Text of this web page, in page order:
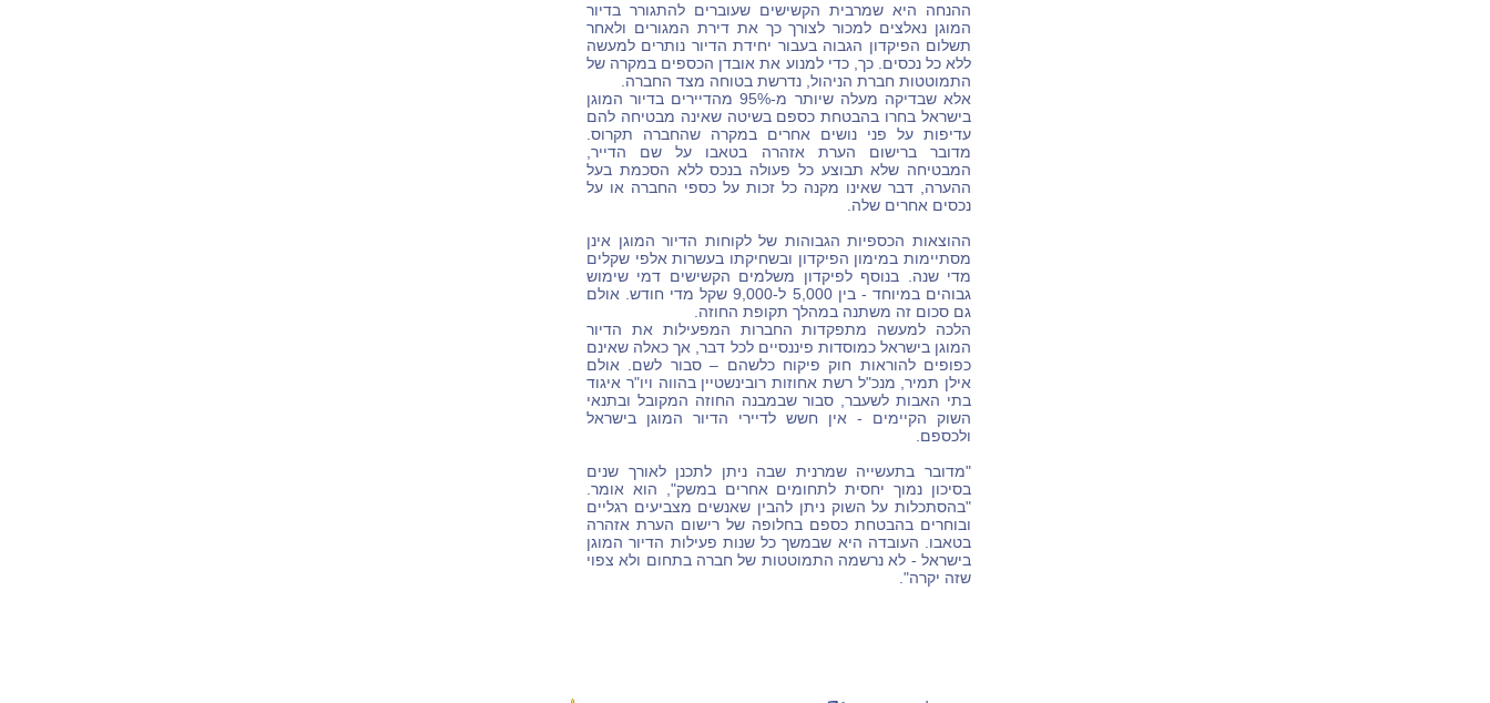
ההנחה היא שמרבית הקשישים שעוברים להתגורר בדיור
המוגן נאלצים למכור לצורך כך את דירת המגורים ולאחר
תשלום הפיקדון הגבוה בעבור יחידת הדיור נותרים למעשה
ללא כל נכסים. כך, כדי למנוע את אובדן הכספים במקרה של
התמוטטות חברת הניהול, נדרשת בטוחה מצד החברה.
אלא שבדיקה מעלה שיותר מ-95% מהדיירים בדיור המוגן
בישראל בחרו בהבטחת כספם בשיטה שאינה מבטיחה להם
עדיפות על פני נושים אחרים במקרה שהחברה תקרוס.
מדובר ברישום הערת אזהרה בטאבו על שם הדייר,
המבטיחה שלא תבוצע כל פעולה בנכס ללא הסכמת בעל
ההערה, דבר שאינו מקנה כל זכות על כספי החברה או על
נכסים אחרים שלה.
ההוצאות הכספיות הגבוהות של לקוחות הדיור המוגן אינן
מסתיימות במימון הפיקדון ובשחיקתו בעשרות אלפי שקלים
מדי שנה. בנוסף לפיקדון משלמים הקשישים דמי שימוש
גבוהים במיוחד - בין 5,000 ל-9,000 שקל מדי חודש. אולם
גם סכום זה משתנה במהלך תקופת החוזה.
הלכה למעשה מתפקדות החברות המפעילות את הדיור
המוגן בישראל כמוסדות פיננסיים לכל דבר, אך כאלה שאינם
כפופים להוראות חוק פיקוח כלשהם – סבור לשם. אולם
אילן תמיר, מנכ"ל רשת אחוזות רובינשטיין בהווה ויו"ר איגוד
בתי האבות לשעבר, סבור שבמבנה החוזה המקובל ובתנאי
השוק הקיימים - אין חשש לדיירי הדיור המוגן בישראל
ולכספם.
"מדובר בתעשייה שמרנית שבה ניתן לתכנן לאורך שנים
בסיכון נמוך יחסית לתחומים אחרים במשק", הוא אומר.
"בהסתכלות על השוק ניתן להבין שאנשים מצביעים רגליים
ובוחרים בהבטחת כספם בחלופה של רישום הערת אזהרה
בטאבו. העובדה היא שבמשך כל שנות פעילות הדיור המוגן
בישראל - לא נרשמה התמוטטות של חברה בתחום ולא צפוי
שזה יקרה".